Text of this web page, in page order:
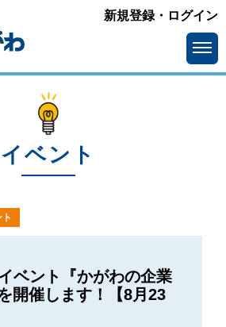
新規登録・ログイン
イベント
ベント『かがわの企業
開催します！【8月23